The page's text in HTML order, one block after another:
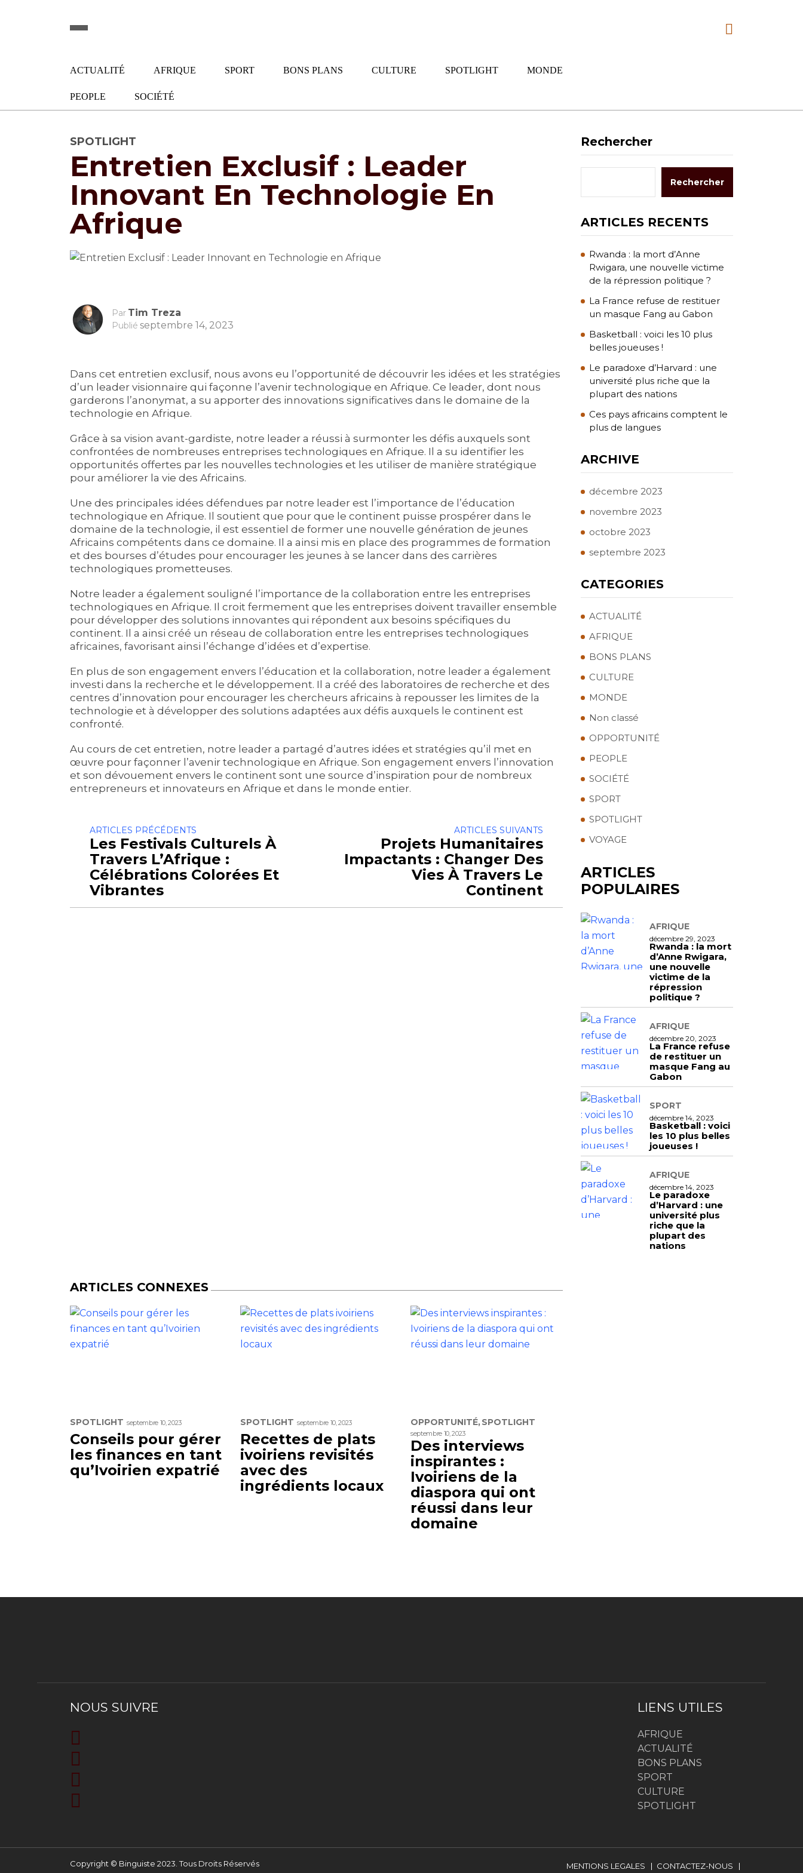
ACTUALITÉ AFRIQUE SPORT BONS PLANS CULTURE SPOTLIGHT MONDE
PEOPLE SOCIÉTÉ
SPOTLIGHT
Entretien Exclusif : Leader
Innovant En Technologie En
Afrique
Par Tim Treza
Publié septembre 14, 2023
Dans cet entretien exclusif, nous avons eu l’opportunité de découvrir les idées et les stratégies
d’un leader visionnaire qui façonne l’avenir technologique en Afrique. Ce leader, dont nous
garderons l’anonymat, a su apporter des innovations significatives dans le domaine de la
technologie en Afrique.
Grâce à sa vision avant-gardiste, notre leader a réussi à surmonter les défis auxquels sont
confrontées de nombreuses entreprises technologiques en Afrique. Il a su identifier les
opportunités offertes par les nouvelles technologies et les utiliser de manière stratégique
pour améliorer la vie des Africains.
Une des principales idées défendues par notre leader est l’importance de l’éducation
technologique en Afrique. Il soutient que pour que le continent puisse prospérer dans le
domaine de la technologie, il est essentiel de former une nouvelle génération de jeunes
Africains compétents dans ce domaine. Il a ainsi mis en place des programmes de formation
et des bourses d’études pour encourager les jeunes à se lancer dans des carrières
technologiques prometteuses.
Notre leader a également souligné l’importance de la collaboration entre les entreprises
technologiques en Afrique. Il croit fermement que les entreprises doivent travailler ensemble
pour développer des solutions innovantes qui répondent aux besoins spécifiques du
continent. Il a ainsi créé un réseau de collaboration entre les entreprises technologiques
africaines, favorisant ainsi l’échange d’idées et d’expertise.
En plus de son engagement envers l’éducation et la collaboration, notre leader a également
investi dans la recherche et le développement. Il a créé des laboratoires de recherche et des
centres d’innovation pour encourager les chercheurs africains à repousser les limites de la
technologie et à développer des solutions adaptées aux défis auxquels le continent est
confronté.
Au cours de cet entretien, notre leader a partagé d’autres idées et stratégies qu’il met en
œuvre pour façonner l’avenir technologique en Afrique. Son engagement envers l’innovation
et son dévouement envers le continent sont une source d’inspiration pour de nombreux
entrepreneurs et innovateurs en Afrique et dans le monde entier.
ARTICLES PRÉCÉDENTS
Les Festivals Culturels À
Travers L’Afrique :
Célébrations Colorées Et
Vibrantes
ARTICLES SUIVANTS
Projets Humanitaires
Impactants : Changer Des
Vies À Travers Le
Continent
Rechercher
Rechercher
ARTICLES RECENTS
Rwanda : la mort d’Anne
Rwigara, une nouvelle victime
de la répression politique ?
La France refuse de restituer
un masque Fang au Gabon
Basketball : voici les 10 plus
belles joueuses !
Le paradoxe d’Harvard : une
université plus riche que la
plupart des nations
Ces pays africains comptent le
plus de langues
ARCHIVE
décembre 2023
novembre 2023
octobre 2023
septembre 2023
CATEGORIES
ACTUALITÉ
AFRIQUE
BONS PLANS
CULTURE
MONDE
Non classé
OPPORTUNITÉ
PEOPLE
SOCIÉTÉ
SPORT
SPOTLIGHT
VOYAGE
ARTICLES
POPULAIRES
AFRIQUE
décembre 29, 2023
Rwanda : la mort
d’Anne Rwigara,
une nouvelle
victime de la
répression
politique ?
AFRIQUE
décembre 20, 2023
La France refuse
de restituer un
masque Fang au
Gabon
SPORT
décembre 14, 2023
Basketball : voici
les 10 plus belles
joueuses !
AFRIQUE
décembre 14, 2023
Le paradoxe
d’Harvard : une
université plus
riche que la
plupart des
nations
ARTICLES CONNEXES
SPOTLIGHT septembre 10, 2023
Conseils pour gérer
les finances en tant
qu’Ivoirien expatrié
SPOTLIGHT septembre 10, 2023
Recettes de plats
ivoiriens revisités
avec des
ingrédients locaux
OPPORTUNITÉ SPOTLIGHT
septembre 10, 2023
Des interviews
inspirantes :
Ivoiriens de la
diaspora qui ont
réussi dans leur
domaine
NOUS SUIVRE LIENS UTILES
AFRIQUE
ACTUALITÉ
BONS PLANS
SPORT
CULTURE
SPOTLIGHT
Copyright © Binguiste 2023. Tous Droits Réservés MENTIONS LEGALES CONTACTEZ-NOUS